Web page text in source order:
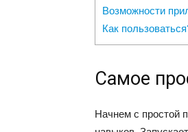
Возможности
Как
Самое
Начнем с простой